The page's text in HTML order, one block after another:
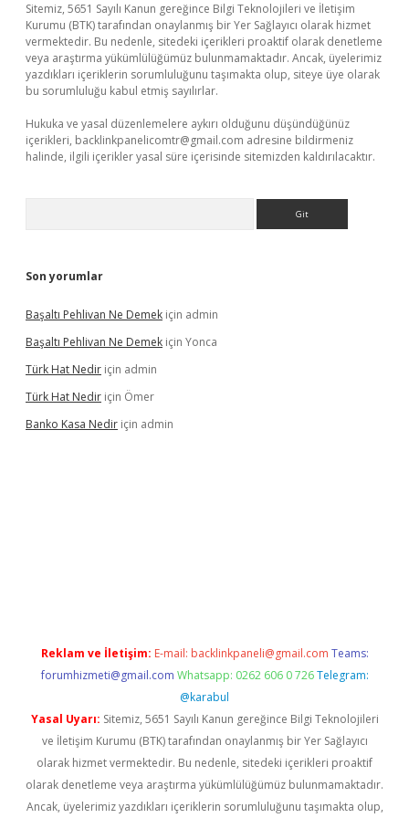
Sitemiz, 5651 Sayılı Kanun gereğince Bilgi Teknolojileri ve İletişim
Kurumu (BTK) tarafından onaylanmış bir Yer Sağlayıcı olarak hizmet
vermektedir. Bu nedenle, sitedeki içerikleri proaktif olarak denetleme
veya araştırma yükümlülüğümüz bulunmamaktadır. Ancak, üyelerimiz
yazdıkları içeriklerin sorumluluğunu taşımakta olup, siteye üye olarak
bu sorumluluğu kabul etmiş sayılırlar.
Hukuka ve yasal düzenlemelere aykırı olduğunu düşündüğünüz
içerikleri, backlinkpanelicomtr@gmail.com adresine bildirmeniz
halinde, ilgili içerikler yasal süre içerisinde sitemizden kaldırılacaktır.
Son yorumlar
Başaltı Pehlivan Ne Demek için admin
Başaltı Pehlivan Ne Demek için Yonca
Türk Hat Nedir için admin
Türk Hat Nedir için Ömer
Banko Kasa Nedir için admin
Reklam ve İletişim: E-mail: backlinkpaneli@gmail.com Teams:
forumhizmeti@gmail.com Whatsapp: 0262 606 0 726 Telegram:
@karabul
Yasal Uyarı: Sitemiz, 5651 Sayılı Kanun gereğince Bilgi Teknolojileri
ve İletişim Kurumu (BTK) tarafından onaylanmış bir Yer Sağlayıcı
olarak hizmet vermektedir. Bu nedenle, sitedeki içerikleri proaktif
olarak denetleme veya araştırma yükümlülüğümüz bulunmamaktadır.
Ancak, üyelerimiz yazdıkları içeriklerin sorumluluğunu taşımakta olup,